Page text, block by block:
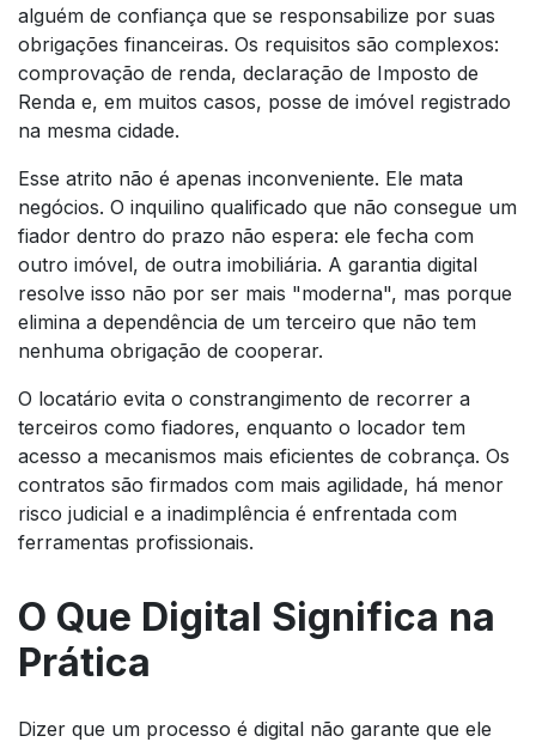
alguém de confiança que se responsabilize por suas
obrigações financeiras. Os requisitos são complexos:
comprovação de renda, declaração de Imposto de
Renda e, em muitos casos, posse de imóvel registrado
na mesma cidade.
Esse atrito não é apenas inconveniente. Ele mata
negócios. O inquilino qualificado que não consegue um
fiador dentro do prazo não espera: ele fecha com
outro imóvel, de outra imobiliária. A garantia digital
resolve isso não por ser mais "moderna", mas porque
elimina a dependência de um terceiro que não tem
nenhuma obrigação de cooperar.
O locatário evita o constrangimento de recorrer a
terceiros como fiadores, enquanto o locador tem
acesso a mecanismos mais eficientes de cobrança. Os
contratos são firmados com mais agilidade, há menor
risco judicial e a inadimplência é enfrentada com
ferramentas profissionais.
O Que Digital Significa na
Prática
Dizer que um processo é digital não garante que ele